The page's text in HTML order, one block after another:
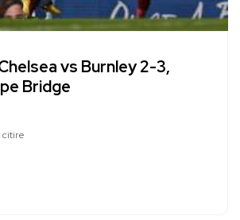
vs Burnley 2-3,
Bridge
citire